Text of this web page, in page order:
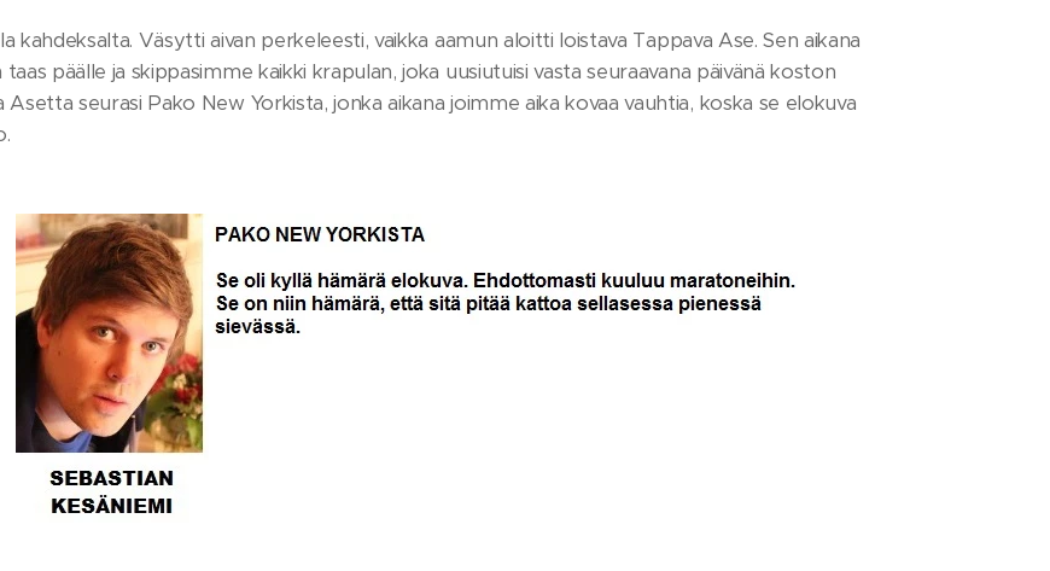
kahdeksalta. Väsytti aivan perkeleesti, vaikka aamun aloitti loistava Tappava Ase. Sen aikana
päälle ja skippasimme kaikki krapulan, joka uusiutuisi vasta seuraavana päivänä koston
Asetta seurasi Pako New Yorkista, jonka aikana joimme aika kovaa vauhtia, koska se elokuva